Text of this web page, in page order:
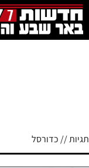
תגיות // כדורסל